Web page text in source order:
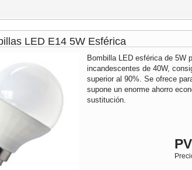
LED E14 5W Esférica
Bombilla LED esférica de 5W
incandescentes de 40W,
superior al 90%. Se ofrece
supone un enorme ahorro
sustitución.